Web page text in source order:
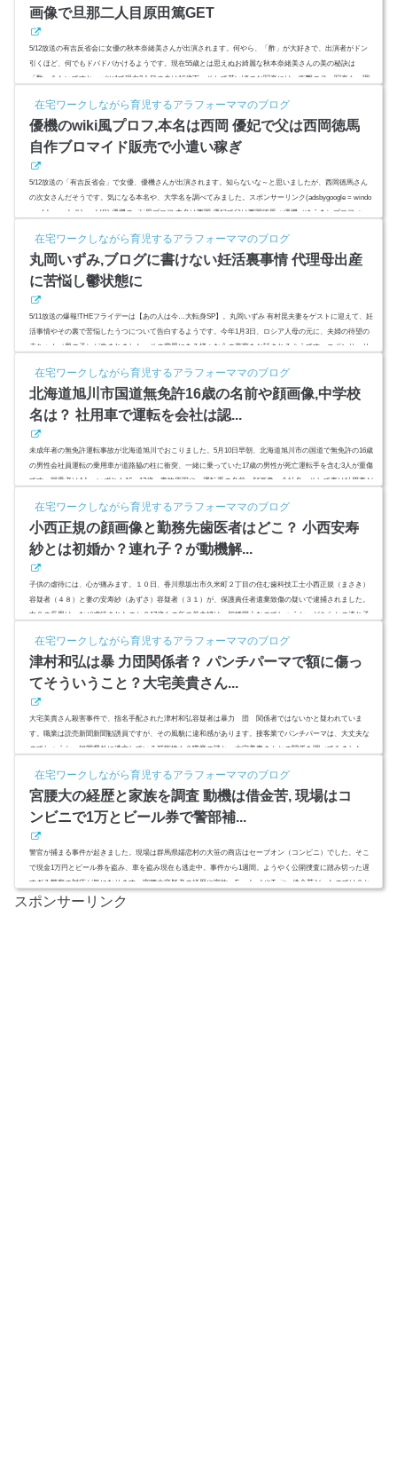
画像で旦那二人目原田篤GET
5/12放送の有吉反省会に女優の秋本奈緒美さんが出演されます。何やら、「酢」が大好きで、出演者がドン
引くほど、何でもドバドバかけるようです。現在55歳とは思えぬお綺麗な秋本奈緒美さんの美の秘訣は
「酢」みたいですね。バツ1で現在2人目の夫は16歳下、そして若い頃のお写真には、衝撃のヌー写真も。調
逆立ちってナニ？若い頃のヌー画像あり？≪秋本 奈緒美（あきもと・なおみ）≫本名 原田 優美（旧姓：平
沢）生年月日 196...
在宅ワークしながら育児するアラフォーママのブログ
優機のwiki風プロフ,本名は西岡 優妃で父は西岡徳馬
自作ブロマイド販売で小遣い稼ぎ
5/12放送の「有吉反省会」で女優、優機さんが出演されます。知らないな～と思いましたが、西岡徳馬さん
の次女さんだそうです。気になる本名や、大学名を調べてみました。スポンサーリンク(adsbygoogle = windo
w.adsbygoogle || ).push({});優機のwiki風プロフ,本名は西岡 優妃で父は西岡徳馬≪優機（ゆうき）プロフィー
文化学院高等部英語科→玉川大学芸術学部パフォーミング・アーツ学科卒業血液型: A型職業: 女優活動期
間: 2...
在宅ワークしながら育児するアラフォーママのブログ
丸岡いずみ,ブログに書けない妊活裏事情 代理母出産
に苦悩し鬱状態に
5/11放送の爆報!THEフライデーは【あの人は今…大転身SP】。丸岡いずみ 有村昆夫妻をゲストに迎えて、妊
活事情やその裏で苦悩したうつについて告白するようです。今年1月3日、ロシア人母の元に、夫婦の待望の
赤ちゃん（男の子）が生まれました。その背景にある様々な心の葛藤をお話されるようです。スポンサーリ
は、今年1月3日。母親になりました。結婚してから6年間、晩婚だったこともあり妊活は早い段階から取り組
んでいた...
在宅ワークしながら育児するアラフォーママのブログ
北海道旭川市国道無免許16歳の名前や顔画像,中学校
名は？ 社用車で運転を会社は認...
未成年者の無免許運転事故が北海道旭川でおこりました。5月10日早朝、北海道旭川市の国道で無免許の16歳
の男性会社員運転の乗用車が道路脇の柱に衝突、一緒に乗っていた17歳の男性が死亡運転手を含む3人が重傷
です。同乗者は4人。いずれも16～17歳。事故原因や、運転手の名前、顔画像、会社名、そして車は社用車だ
免許16歳の名前や顔画像,中学校名は？引用：北海道ニュースUHB5月10日午前4時50分頃、北海道旭川市の国
道（旭川...
在宅ワークしながら育児するアラフォーママのブログ
小西正規の顔画像と勤務先歯医者はどこ？ 小西安寿
紗とは初婚か？連れ子？が動機解...
子供の虐待には、心が痛みます。１０日、香川県坂出市久米町２丁目の住む歯科技工士小西正規（まさき）
容疑者（４８）と妻の安寿紗（あずさ）容疑者（３１）が、保護責任者遺棄致傷の疑いで逮捕されました。
中２の長男は、なぜ虐待されたのか？17歳もの年の差夫婦は、初婚同士なのでしょうか。どちらかの連れ子
(adsbygoogle = window.adsbygoogle || ).push({});小西正規と小西安寿紗とは初婚か？どちらかの連れ子？動機
解明のカギ...
在宅ワークしながら育児するアラフォーママのブログ
津村和弘は暴 力団関係者？ パンチパーマで額に傷っ
てそういうこと？大宅美貴さん...
大宅美貴さん殺害事件で、指名手配された津村和弘容疑者は暴力 団 関係者ではないかと疑われていま
す。職業は読売新聞新聞勧誘員ですが、その風貌に違和感があります。接客業でパンチパーマは、大丈夫な
のでしょうか。福岡県外に逃亡している可能性も？職業の謎と、大宅美貴さんとの関係を調べてみました。
額に傷ってそういうこと？公開捜査に切り替わって数時間経ちましたが、まだ行方は分かっていません。プ
リズンブレイ...
在宅ワークしながら育児するアラフォーママのブログ
宮腰大の経歴と家族を調査 動機は借金苦, 現場はコ
ンビニで1万とビール券で警部補...
警官が捕まる事件が起きました。現場は群馬県嬬恋村の大笹の商店はセーブオン（コンビニ）でした。そこ
で現金1万円とビール券を盗み、車を盗み現在も逃走中。事件から1週間。ようやく公開捜査に踏み切った遅
すぎる警察の対応が気になります。宮腰大容疑者の経歴や家族、FacebookやTwitter借金苦だったのでは？と
いう動機について調べました。スポンサーリンク(adsbygoogle = window.adsbygoogle || ).push({});宮腰大の経
スポンサーリンク